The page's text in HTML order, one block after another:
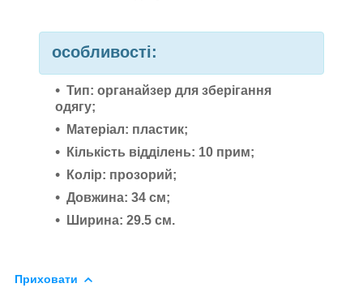
особливості:
Тип: органайзер для зберігання
одягу;
Матеріал: пластик;
Кількість відділень: 10 прим;
Колір: прозорий;
Довжина: 34 см;
Ширина: 29.5 см.
Приховати